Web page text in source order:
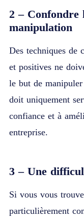
2 – Confondre
manipulation
Des techniques de
et positives ne
le but de
doit uniquement
confiance et à
entreprise.
3 – Une
Si vous vous
particulièrement